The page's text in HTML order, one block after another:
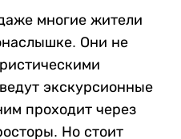
многие жители
Они не
экскурсионные
проходит через
Но стоит